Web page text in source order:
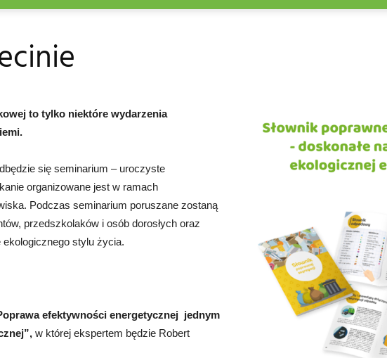
ekologiczna
Abrys
to tylko niektóre wydarzenia
się seminarium – uroczyste
organizowane jest w ramach
Podczas seminarium poruszane zostaną
przedszkolaków i osób dorosłych oraz
ekologicznego stylu życia.
efektywności energetycznej jednym
”, w której ekspertem będzie Robert